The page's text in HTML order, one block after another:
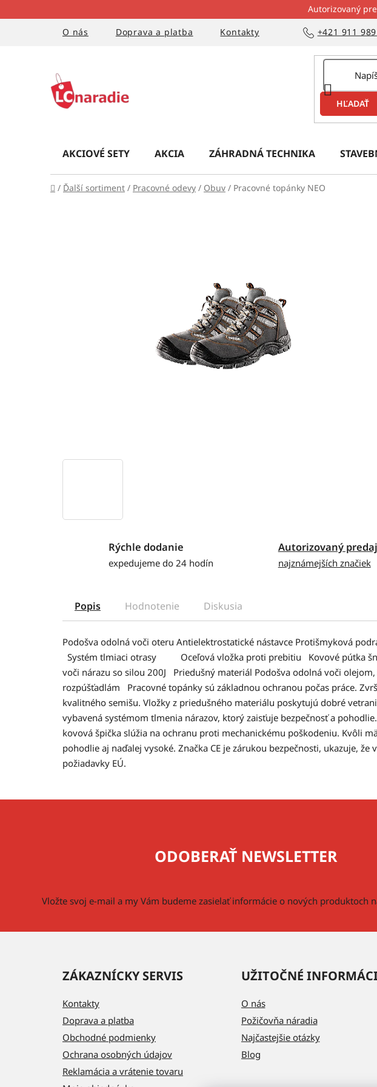
na
Autorizovaný
O nás
Doprava a platba Kontakty +421 911
HĽADAŤ
AKCIOVÉ SETY AKCIA ZÁHRADNÁ TECHNIKA
Domov
/ Ďalší sortiment / Pracovné odevy / Obuv / Pracovné topánky NEO
Rýchle dodanie
expedujeme do 24 hodín
Autorizovaný
najznámejších značiek
Popis Hodnotenie Diskusia
Podošva odolná voči oteru Antielektrostatické nástavce
Systém tlmiaci otrasy Oceľová vložka proti prebitiu Kovové pútka
voči nárazu so silou 200J Priedušný materiál Podošva odolná voči
rozpúšťadlám Pracovné topánky sú základnou ochranou počas práce.
kvalitného semišu. Vložky z priedušného materiálu poskytujú dobré
vybavená systémom tlmenia nárazov, ktorý zaisťuje bezpečnosť a
kovová špička slúžia na ochranu proti mechanickému poškodeniu. Kvôli
pohodlie aj naďalej vysoké. Značka CE je zárukou bezpečnosti, ukazuje, že
požiadavky EÚ.
ODOBERAŤ NEWSLETTER
Vložte svoj e-mail a my Vám budeme zasielať informácie o nových produktoch
ZÁKAZNÍCKY SERVIS
Kontakty
Doprava a platba
Obchodné podmienky
Ochrana osobných údajov
Reklamácia a vrátenie tovaru
UŽITOČNÉ
O nás
Požičovňa náradia
Najčastejšie otázky
Blog